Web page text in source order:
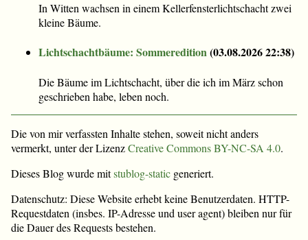
In Witten wachsen in einem Kellerfensterlichtschacht zwei
kleine Bäume.
Lichtschachtbäume: Sommeredition(03.08.2026 22:38)
Die Bäume im Lichtschacht, über die ich im März schon
geschrieben habe, leben noch.
Die von mir verfassten Inhalte stehen, soweit nicht anders
vermerkt, unter der LizenzCreative Commons BY-NC-SA 4.0.
Dieses Blog wurde mitstublog-static generiert.
Datenschutz: Diese Website erhebt keine Benutzerdaten. HTTP-
Requestdaten (insbes. IP-Adresse und user agent) bleiben nur für
die Dauer des Requests bestehen.